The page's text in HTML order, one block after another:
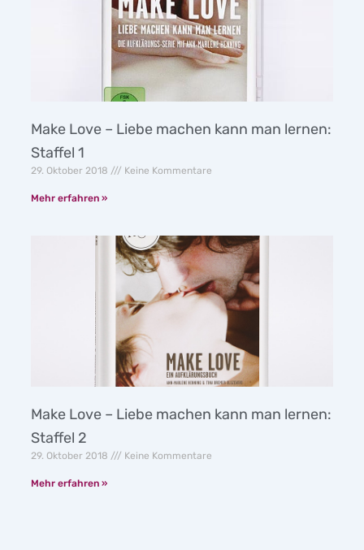
Make Love – Liebe machen kann man lernen:
Staffel 1
29. Oktober 2018 Keine Kommentare
Mehr erfahren »
Make Love – Liebe machen kann man lernen:
Staffel 2
29. Oktober 2018 Keine Kommentare
Mehr erfahren »